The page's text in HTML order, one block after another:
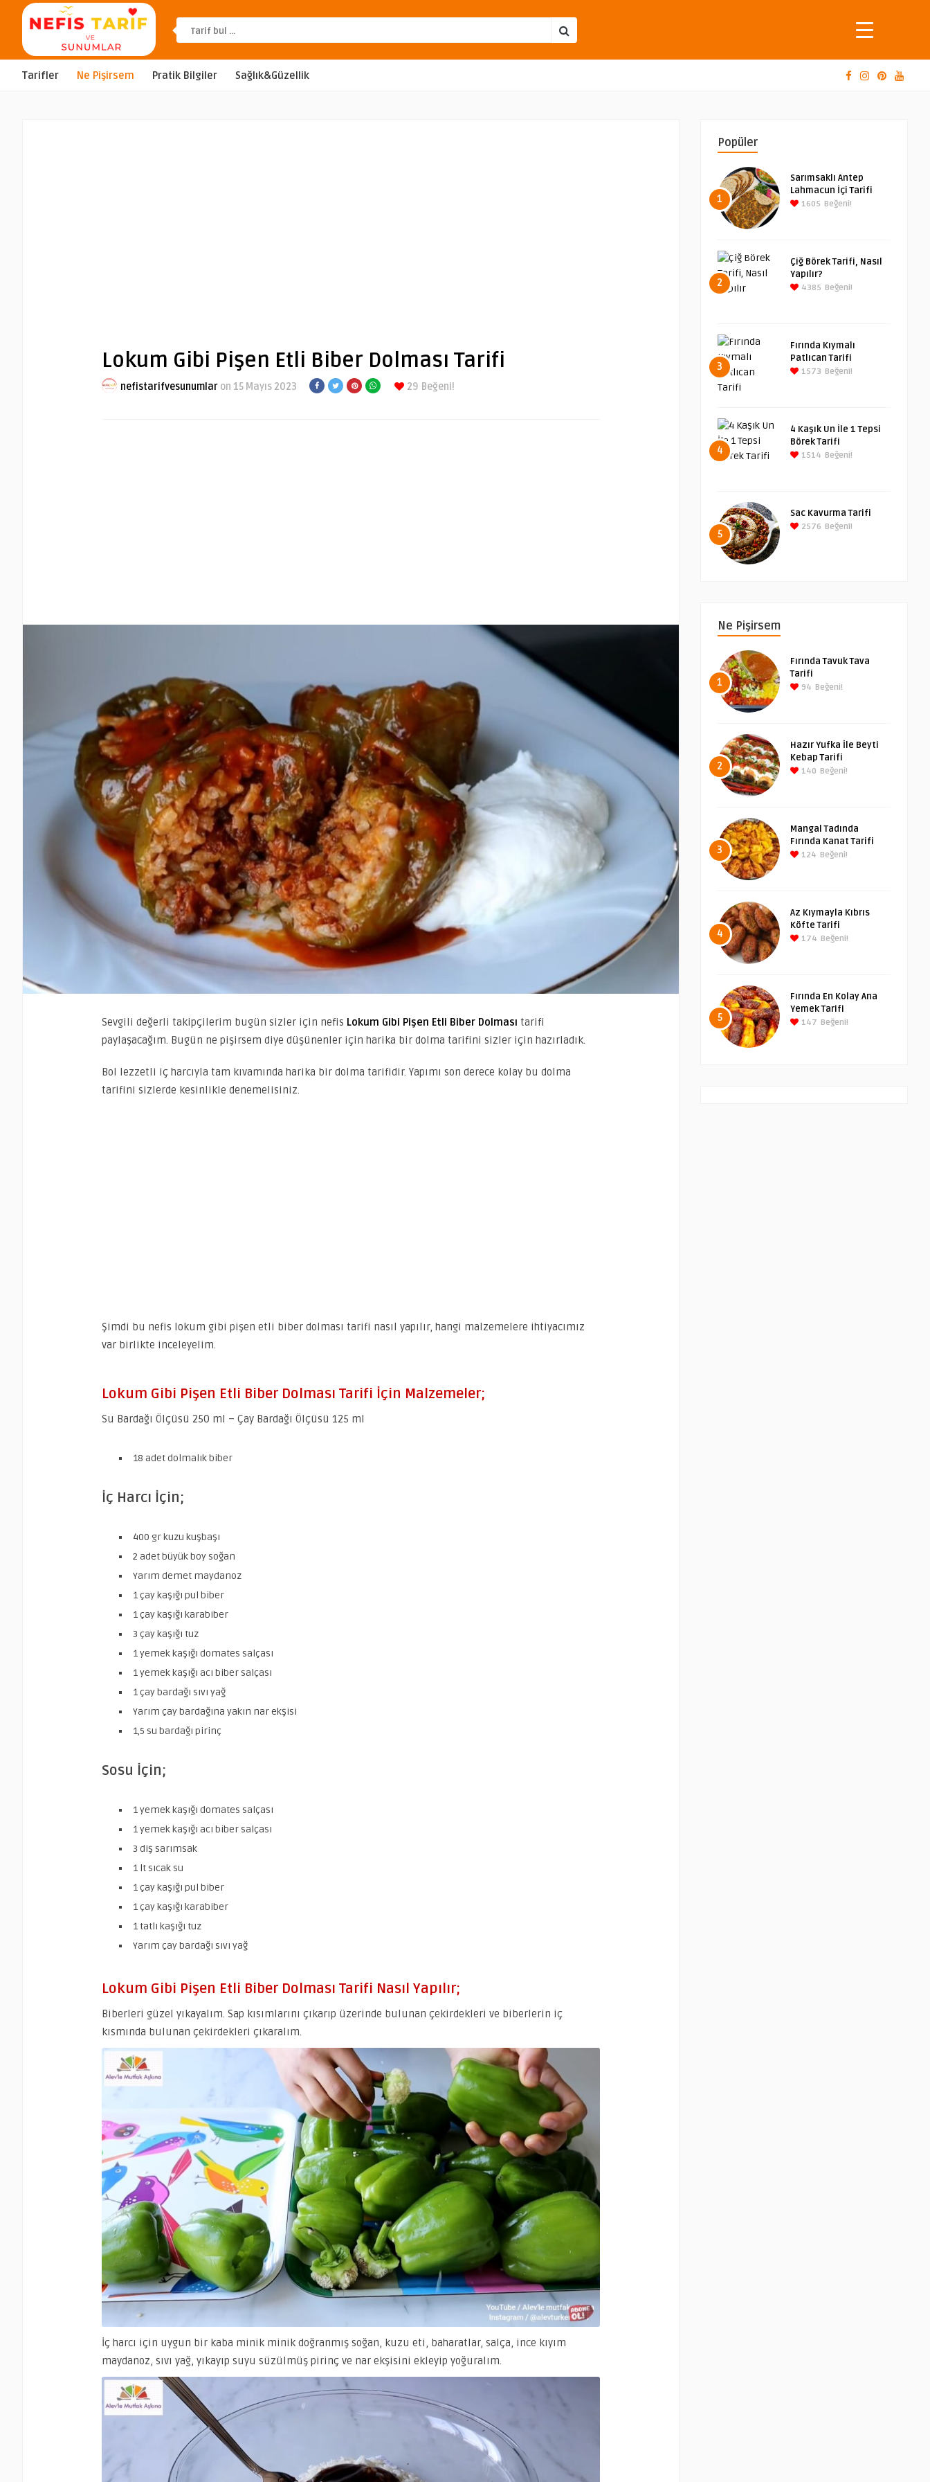
Tarifler Ne Pişirsem Pratik Bilgiler Sağlık&Güzellik
Lokum Gibi Pişen Etli Biber Dolması Tarifi
nefistarifvesunumlar on 15 Mayıs 2023 29 Beğeni!
Sevgili değerli takipçilerim bugün sizler için nefis Lokum Gibi Pişen Etli Biber Dolması tarifi
paylaşacağım. Bugün ne pişirsem diye düşünenler için harika bir dolma tarifini sizler için hazırladık.
Bol lezzetli iç harcıyla tam kıvamında harika bir dolma tarifidir. Yapımı son derece kolay bu dolma
tarifini sizlerde kesinlikle denemelisiniz.
Şimdi bu nefis lokum gibi pişen etli biber dolması tarifi nasıl yapılır, hangi malzemelere ihtiyacımız
var birlikte inceleyelim.
Lokum Gibi Pişen Etli Biber Dolması Tarifi İçin Malzemeler;
Su Bardağı Ölçüsü 250 ml – Çay Bardağı Ölçüsü 125 ml
18 adet dolmalık biber
İç Harcı İçin;
400 gr kuzu kuşbaşı
2 adet büyük boy soğan
Yarım demet maydanoz
1 çay kaşığı pul biber
1 çay kaşığı karabiber
3 çay kaşığı tuz
1 yemek kaşığı domates salçası
1 yemek kaşığı acı biber salçası
1 çay bardağı sıvı yağ
Yarım çay bardağına yakın nar ekşisi
1,5 su bardağı pirinç
Sosu İçin;
1 yemek kaşığı domates salçası
1 yemek kaşığı acı biber salçası
3 diş sarımsak
1 lt sıcak su
1 çay kaşığı pul biber
1 çay kaşığı karabiber
1 tatlı kaşığı tuz
Yarım çay bardağı sıvı yağ
Lokum Gibi Pişen Etli Biber Dolması Tarifi Nasıl Yapılır;
Biberleri güzel yıkayalım. Sap kısımlarını çıkarıp üzerinde bulunan çekirdekleri ve biberlerin iç
kısmında bulunan çekirdekleri çıkaralım.
İç harcı için uygun bir kaba minik minik doğranmış soğan, kuzu eti, baharatlar, salça, ince kıyım
maydanoz, sıvı yağ, yıkayıp suyu süzülmüş pirinç ve nar ekşisini ekleyip yoğuralım.
Popüler
1
Sarımsaklı Antep
Lahmacun İçi Tarifi
1605 Beğeni!
2
Çiğ Börek Tarifi, Nasıl
Yapılır?
4385 Beğeni!
3
Fırında Kıymalı
Patlıcan Tarifi
1573 Beğeni!
4
4 Kaşık Un İle 1 Tepsi
Börek Tarifi
1514 Beğeni!
5
Sac Kavurma Tarifi
2576 Beğeni!
Ne Pişirsem
1
Fırında Tavuk Tava
Tarifi
94 Beğeni!
2
Hazır Yufka İle Beyti
Kebap Tarifi
140 Beğeni!
3
Mangal Tadında
Fırında Kanat Tarifi
124 Beğeni!
4
Az Kıymayla Kıbrıs
Köfte Tarifi
174 Beğeni!
5
Fırında En Kolay Ana
Yemek Tarifi
147 Beğeni!